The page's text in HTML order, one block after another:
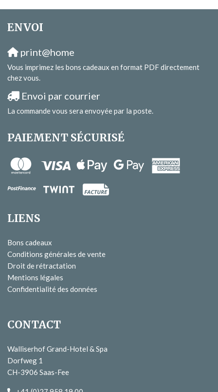
ENVOI
print@home
Vous imprimez les bons cadeaux en format PDF directement
chez vous.
Envoi par courrier
La commande vous sera envoyée par la poste.
PAIEMENT SÉCURISÉ
LIENS
Bons cadeaux
Conditions générales de vente
Droit de rétractation
Mentions légales
Confidentialité des données
CONTACT
Walliserhof Grand-Hotel & Spa
Dorfweg 1
CH-3906 Saas-Fee